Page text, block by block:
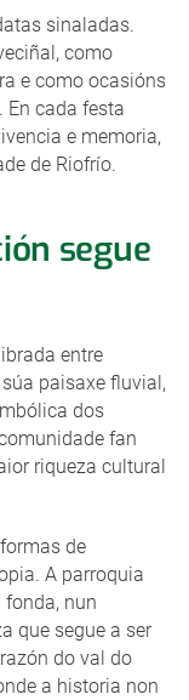
sinaladas.
como
e como ocasións
En cada festa
e memoria,
de Riofrío.
segue
entre
paisaxe fluvial,
dos
fan
riqueza cultural
de
A parroquia
nun
que segue a ser
do val do
a historia non